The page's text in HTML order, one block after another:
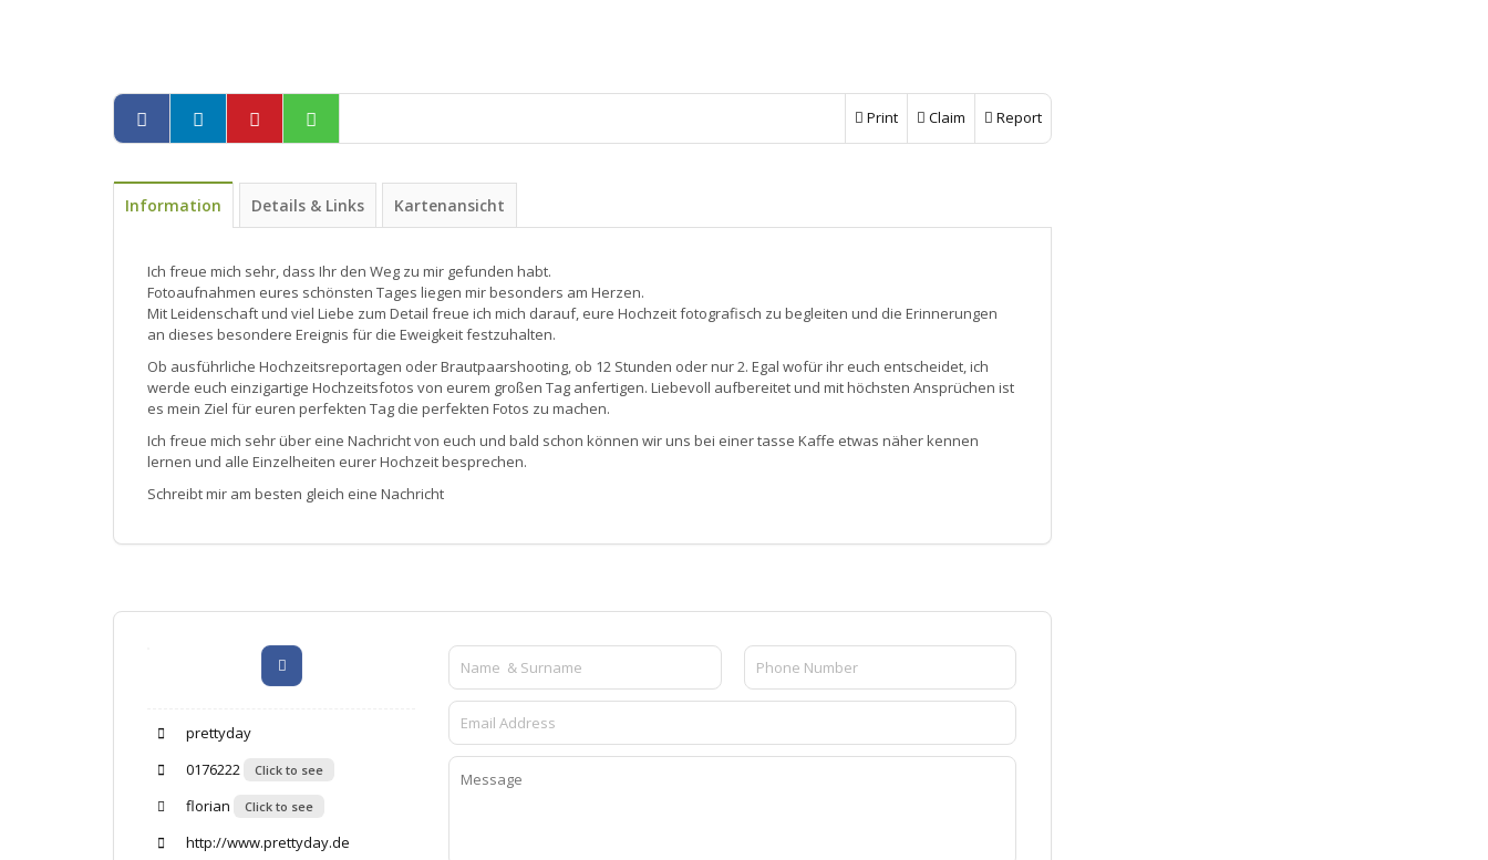
Report
Claim
Print
Information Details & Links Kartenansicht
Ich freue mich sehr, dass Ihr den Weg zu mir gefunden habt.
Fotoaufnahmen eures schönsten Tages liegen mir besonders am Herzen.
Mit Leidenschaft und viel Liebe zum Detail freue ich mich darauf, eure Hochzeit fotografisch zu begleiten und die Erinnerungen
an dieses besondere Ereignis für die Eweigkeit festzuhalten.
Ob ausführliche Hochzeitsreportagen oder Brautpaarshooting, ob 12 Stunden oder nur 2. Egal wofür ihr euch entscheidet, ich
werde euch einzigartige Hochzeitsfotos von eurem großen Tag anfertigen. Liebevoll aufbereitet und mit höchsten Ansprüchen ist
es mein Ziel für euren perfekten Tag die perfekten Fotos zu machen.
Ich freue mich sehr über eine Nachricht von euch und bald schon können wir uns bei einer tasse Kaffe etwas näher kennen
lernen und alle Einzelheiten eurer Hochzeit besprechen.
Schreibt mir am besten gleich eine Nachricht
prettyday
0176222
Click to see
florian Click to see
http://www.prettyday.de